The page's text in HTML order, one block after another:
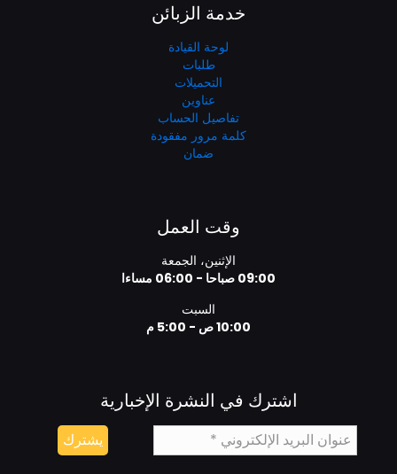
خدمة الزبائن
لوحة القيادة
طلبات
التحميلات
عناوين
تفاصيل الحساب
كلمة مرور مفقودة
ضمان
وقت العمل
الإثنين، الجمعة
09:00 صباحا - 06:00 مساءا
السبت
10:00 ص - 5:00 م
اشترك في النشرة الإخبارية